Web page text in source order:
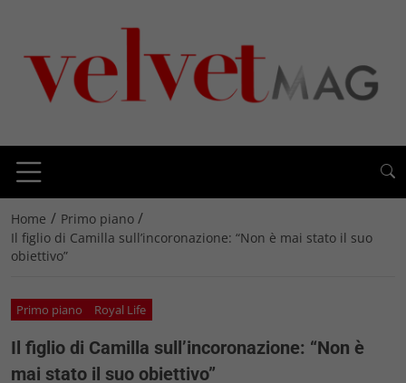
Home / Primo piano /
Il figlio di Camilla sull’incoronazione: “Non è mai stato il suo
obiettivo”
Primo piano Royal Life
Il figlio di Camilla sull’incoronazione: “Non è
mai stato il suo obiettivo”